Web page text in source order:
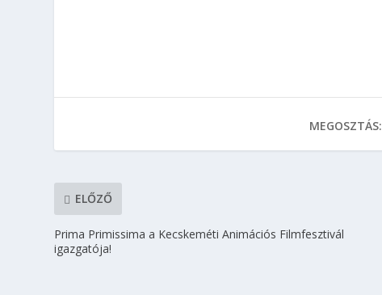
MEGOSZTÁS:
ELŐZŐ
Prima Primissima a Kecskeméti Animációs Filmfesztivál
igazgatója!